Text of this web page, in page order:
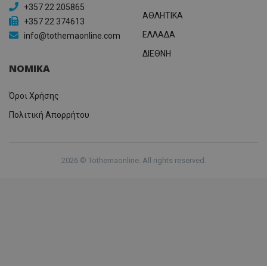
+357 22 205865
+357 22 374613
info@tothemaonline.com
ΑΘΛΗΤΙΚΑ
ΕΛΛΑΔΑ
ΔΙΕΘΝΗ
ΝΟΜΙΚΑ
Όροι Χρήσης
Πολιτική Απορρήτου
2026 © Tothemaonline. All rights reserved.